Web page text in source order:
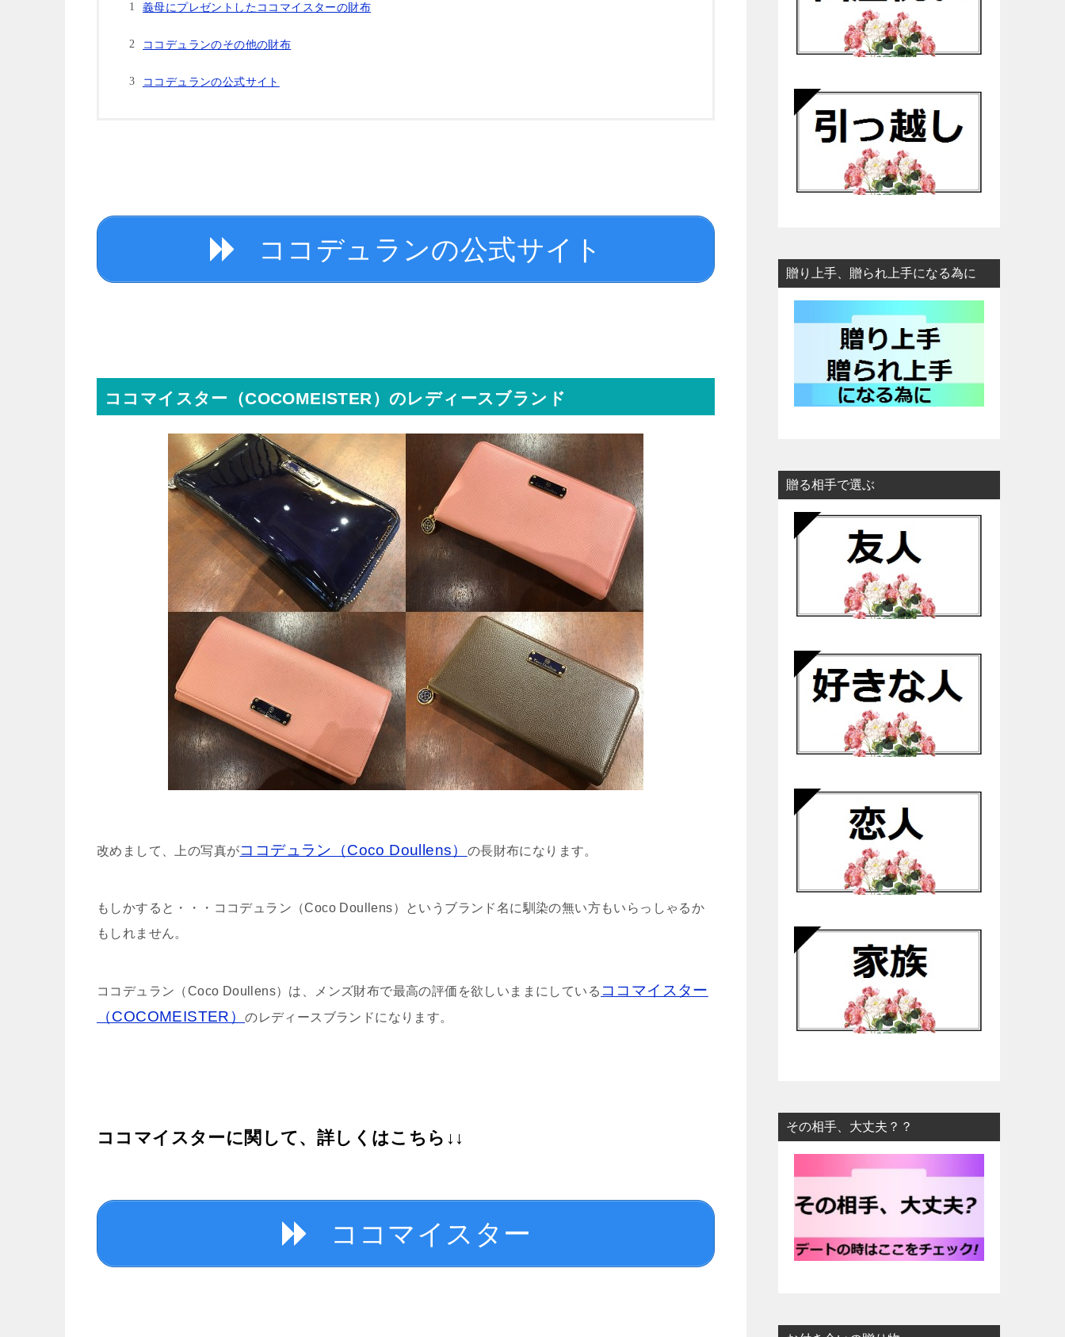
義母にプレゼントしたココマイスターの財布
ココデュランのその他の財布
ココデュランの公式サイト
ココデュランの公式サイト
ココマイスター（COCOMEISTER）のレディースブランド
改めまして、上の写真がココデュラン（Coco Doullens） の長財布になります。
もしかすると・・・ココデュラン（Coco Doullens）というブランド名に馴染の無い方もいらっしゃるか
もしれません。
ココデュラン（Coco Doullens）は、メンズ財布で最高の評価を欲しいままにしている ココマイスター
（COCOMEISTER）のレディースブランドになります。
ココマイスターに関して、詳しくはこちら↓↓
ココマイスター
贈り上手、贈られ上手になる為に
贈る相手で選ぶ
その相手、大丈夫？？